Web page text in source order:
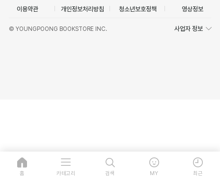
이용약관 개인정보처리방침 청소년보호정책 영상정보
© YOUNGPOONG BOOKSTORE INC. 사업자 정보
홈 카테고리 검색 MY 최근